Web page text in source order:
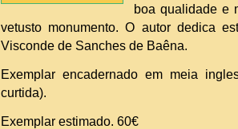
boa qualidade e
vetusto monumento. O autor dedica
Visconde de Sanches de Baêna.
Exemplar encadernado em meia
curtida).
Exemplar estimado. 60€